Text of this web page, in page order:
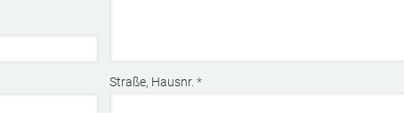
Straße, Hausnr. *